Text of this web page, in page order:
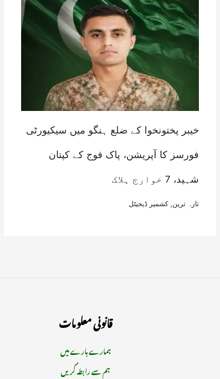
خیبر پختونخوا کے ضلع ہنگو میں سیکیورٹی
فورسز کا آپریشن، پاک فوج کے کپتان
شہید، 7 خوارج ہلاک
تازہ ترین کشمیر ڈیجیٹل
قانونی معلومات
ہمارے بارے میں
ہم سے رابطہ کریں